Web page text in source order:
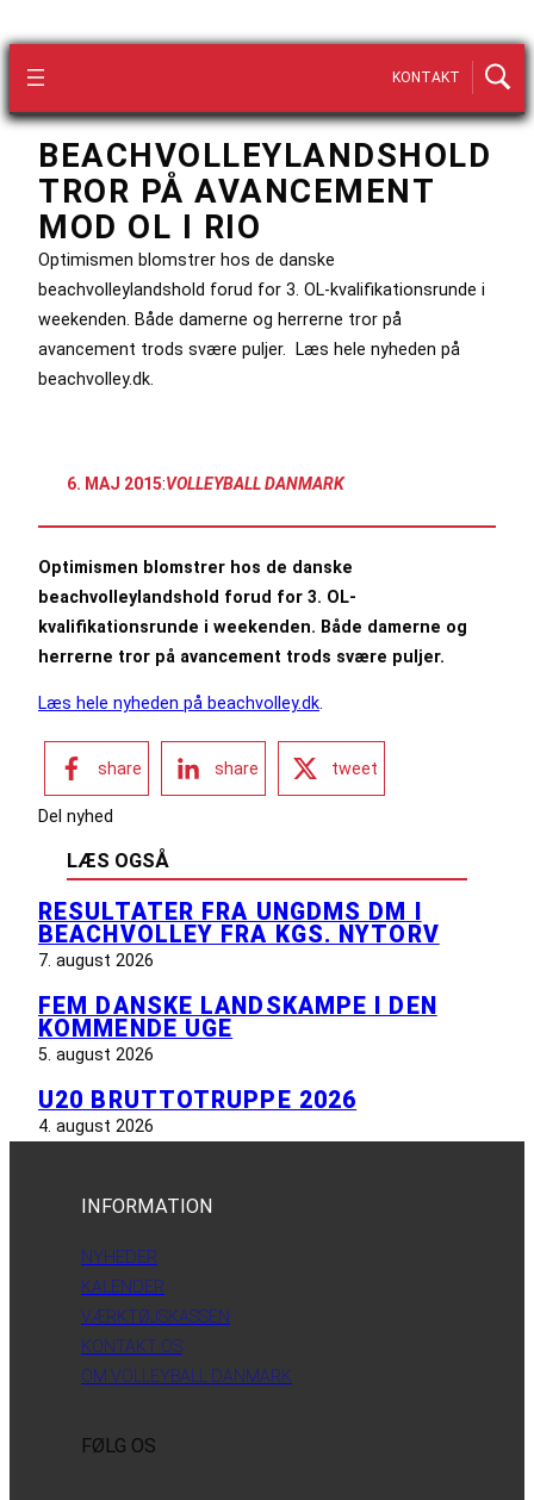
KONTAKT
BEACHVOLLEYLANDSHOLD
TROR PÅ AVANCEMENT
MOD OL I RIO
Optimismen blomstrer hos de danske
beachvolleylandshold forud for 3. OL-kvalifikationsrunde i
weekenden. Både damerne og herrerne tror på
avancement trods svære puljer. Læs hele nyheden på
beachvolley.dk.
6. MAJ 2015:VOLLEYBALL DANMARK
Optimismen blomstrer hos de danske
beachvolleylandshold forud for 3. OL-
kvalifikationsrunde i weekenden. Både damerne og
herrerne tror på avancement trods svære puljer.
Læs hele nyheden på beachvolley.dk.
share share tweet
Del nyhed
LÆS OGSÅ
RESULTATER FRA UNGDMS DM I
BEACHVOLLEY FRA KGS. NYTORV
7. august 2026
FEM DANSKE LANDSKAMPE I DEN
KOMMENDE UGE
5. august 2026
U20 BRUTTOTRUPPE 2026
4. august 2026
INFORMATION
NYHEDER
KALENDER
VÆRKTØJSKASSEN
KONTAKT OS
OM VOLLEYBALL DANMARK
FØLG OS